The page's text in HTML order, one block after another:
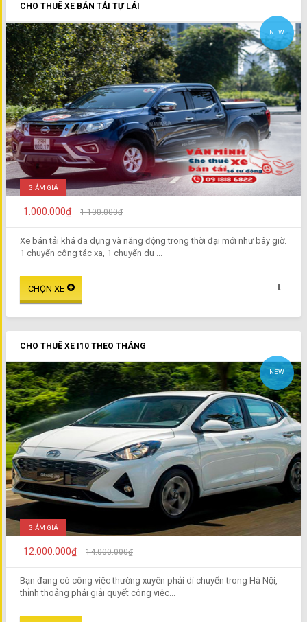
CHO THUÊ XE BÁN TẢI TỰ LÁI
NEW
GIẢM GIÁ
1.000.000₫ 1.100.000₫
Xe bán tải khá đa dụng và năng động trong thời đại mới như bây giờ.
1 chuyến công tác xa, 1 chuyến du ...
CHO THUÊ XE I10 THEO THÁNG
NEW
GIẢM GIÁ
12.000.000₫ 14.000.000₫
Bạn đang có công việc thường xuyên phải di chuyển trong Hà Nội,
thỉnh thoảng phải giải quyết công việc...